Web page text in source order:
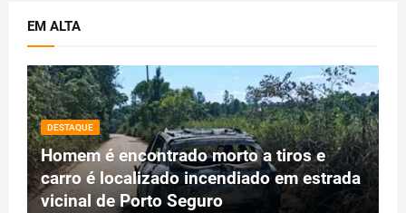
EM ALTA
DESTAQUE
Homem é encontrado morto a tiros e
carro é localizado incendiado em estrada
vicinal de Porto Seguro